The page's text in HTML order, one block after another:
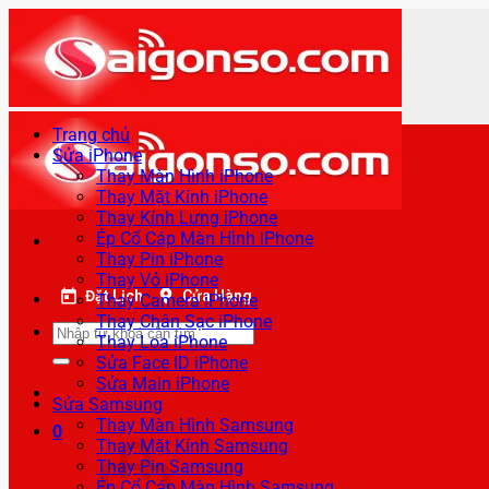
qua
nội
dung
Đặt Lịch Cửa Hàng
Tìm
kiếm:
0
Trang chủ
Sửa iPhone
Thay Màn Hình iPhone
Thay Mặt Kính iPhone
Thay Kính Lưng iPhone
Ép Cổ Cáp Màn Hình iPhone
Thay Pin iPhone
Thay Vỏ iPhone
Thay Camera iPhone
Thay Chân Sạc iPhone
Thay Loa iPhone
Sửa Face ID iPhone
Sửa Main iPhone
Sửa Samsung
Thay Màn Hình Samsung
Thay Mặt Kính Samsung
Thay Pin Samsung